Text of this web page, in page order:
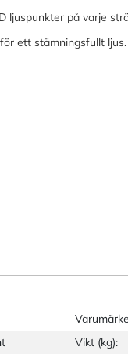
ljuspunkter på varje
ett stämningsfullt ljus.
Vikt (kg):